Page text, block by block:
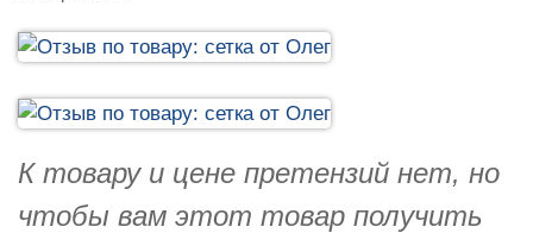
К товару и цене претензий нет, но
чтобы вам этот товар получить